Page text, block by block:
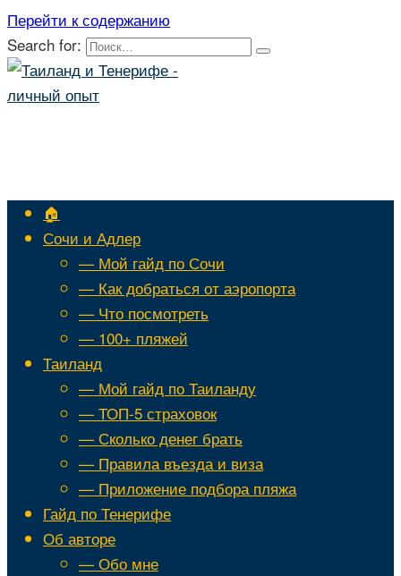
Перейти к содержанию
Search for:
🏠
Сочи и Адлер
— Мой гайд по Сочи
— Как добраться от аэропорта
— Что посмотреть
— 100+ пляжей
Таиланд
— Мой гайд по Таиланду
— ТОП-5 страховок
— Сколько денег брать
— Правила въезда и виза
— Приложение подбора пляжа
Гайд по Тенерифе
Об авторе
— Обо мне